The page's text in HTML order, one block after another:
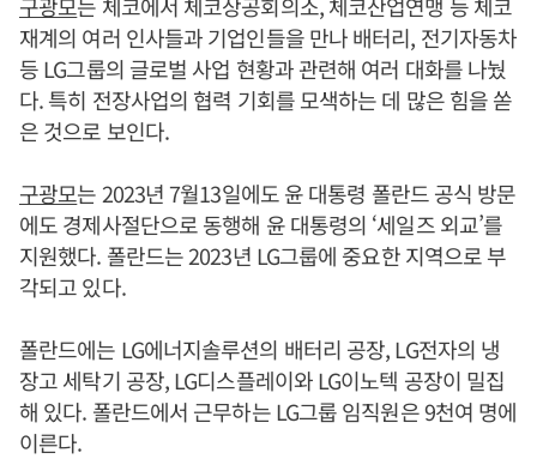
재계의 여러 인사들과 기업인들을 만나 배터리, 전기자동차
등 LG그룹의 글로벌 사업 현황과 관련해 여러 대화를 나눴
다. 특히 전장사업의 협력 기회를 모색하는 데 많은 힘을 쏟
은 것으로 보인다.
구광모는 2023년 7월13일에도 윤 대통령 폴란드 공식 방문
에도 경제사절단으로 동행해 윤 대통령의 ‘세일즈 외교’를
지원했다. 폴란드는 2023년 LG그룹에 중요한 지역으로 부
각되고 있다.
폴란드에는 LG에너지솔루션의 배터리 공장, LG전자의 냉
장고 세탁기 공장, LG디스플레이와 LG이노텍 공장이 밀집
해 있다. 폴란드에서 근무하는 LG그룹 임직원은 9천여 명에
이른다.